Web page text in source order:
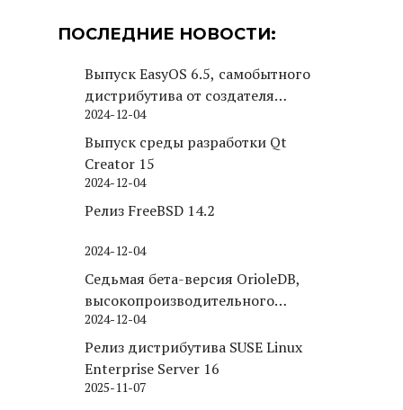
ПОСЛЕДНИЕ НОВОСТИ:
Выпуск EasyOS 6.5, самобытного
дистрибутива от создателя
Puppy Linux
2024-12-04
Выпуск среды разработки Qt
Creator 15
2024-12-04
Релиз FreeBSD 14.2
2024-12-04
Седьмая бета-версия OrioleDB,
высокопроизводительного
движка хранения для PostgreSQL
2024-12-04
Релиз дистрибутива SUSE Linux
Enterprise Server 16
2025-11-07